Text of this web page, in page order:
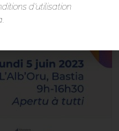
d’utilisation